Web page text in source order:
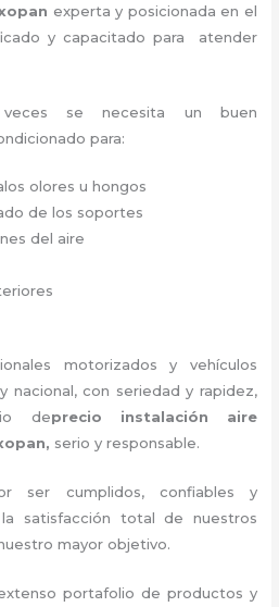
experta y posicionada en el
y capacitado para atender
se necesita un buen
para:
olores u hongos
de los soportes
del aire
motorizados y vehículos
nacional, con seriedad y rapidez,
deprecio instalación aire
serio y responsable.
ser cumplidos, confiables y
satisfacción total de nuestros
mayor objetivo.
portafolio de productos y